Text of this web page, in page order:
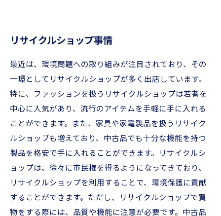
リサイクルショップ事情
最近は、環境問題への取り組みが注目されており、その
一環としてリサイクルショップが多く出店しています。
特に、ファッションを扱うリサイクルショップは若者を
中心に人気があり、流行のアイテムを手軽に手に入れる
ことができます。また、家具や家電製品を扱うリサイク
ルショップも増えており、中古品でも十分な機能を持つ
製品を格安で手に入れることができます。リサイクルシ
ョップは、徐々に市民権を得るようになってきており、
リサイクルショップを利用することで、環境保護に貢献
することができます。ただし、リサイクルショップで買
物をする際には、品質や機能に注意が必要です。中古品